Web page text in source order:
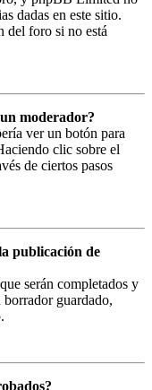
dadas en este sitio.
del foro si no está
moderador?
ver un botón para
clic sobre el
de ciertos pasos
publicación de
serán completados y
borrador guardado,